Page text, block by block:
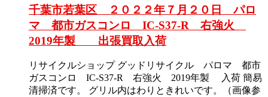
千葉市若葉区 ２０２２年７月２０日 パロ
マ 都市ガスコンロ IC-S37-R 右強火
2019年製 出張買取入荷
リサイクルショップ グッドリサイクル パロマ 都市
ガスコンロ IC-S37-R 右強火 2019年製 入荷 簡易
清掃済です。 グリル内はわりときれいです。（画像参